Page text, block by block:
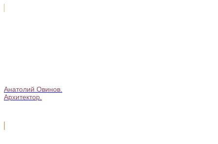
Анатолий Овинов.
Архитектор.